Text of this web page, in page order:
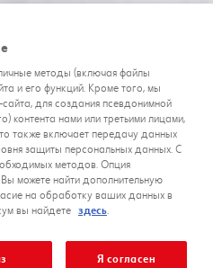
методы (включая файлы
и его функций. Кроме того, мы
для создания псевдонимной
контента нами или третьими лицами,
также включает передачу данных
защиты персональных данных. С
методов. Опция
можете найти дополнительную
на обработку ваших данных в
вы найдете здесь.
Я согласен